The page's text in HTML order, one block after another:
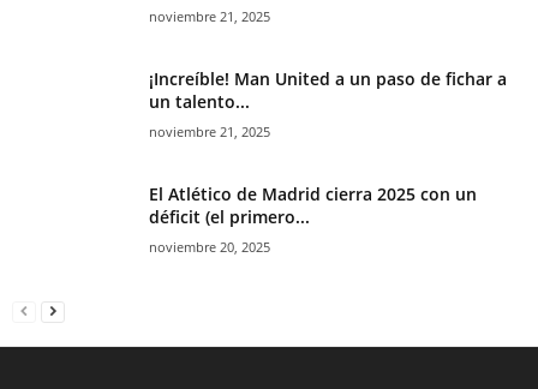
noviembre 21, 2025
¡Increíble! Man United a un paso de fichar a
un talento...
noviembre 21, 2025
El Atlético de Madrid cierra 2025 con un
déficit (el primero...
noviembre 20, 2025